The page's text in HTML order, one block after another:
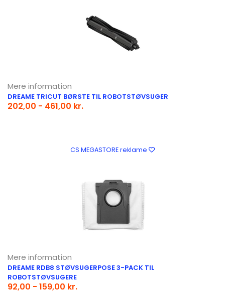
Mere information
DREAME TRICUT BØRSTE TIL ROBOTSTØVSUGER
202,00 - 461,00 kr.
CS MEGASTORE reklame
Mere information
DREAME RDB8 STØVSUGERPOSE 3-PACK TIL
ROBOTSTØVSUGERE
92,00 - 159,00 kr.